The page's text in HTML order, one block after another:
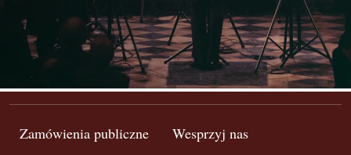
Zamówienia publiczne
Wesprzyj nas